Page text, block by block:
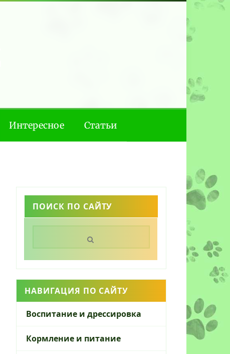
Интересное Статьи
ПОИСК ПО САЙТУ
НАВИГАЦИЯ ПО САЙТУ
Воспитание и дрессировка
Кормление и питание